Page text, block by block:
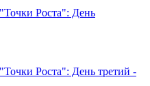
Роста": День
Роста": День третий -